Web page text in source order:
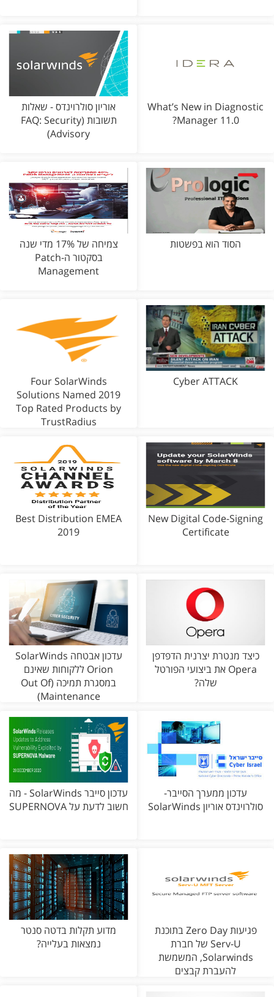
What’s New in Diagnostic
Manager 11.0?
אוריון סולרוינדס - שאלות
תשובות (FAQ: Security
Advisory)
הסוד הוא בפשטות
צמיחה של 17% מדי שנה
בסקטור ה-Patch
Management
Cyber ATTACK
Four SolarWinds
Solutions Named 2019
Top Rated Products by
TrustRadius
New Digital Code-Signing
Certificate
Best Distribution EMEA
2019
כיצד מנטרת יצרנית הדפדפן
Opera את ביצועי הפורטל
שלה?
עדכון אבטחה SolarWinds
Orion ללקוחות שאינם
במסגרת תמיכה (Out Of
Maintenance)
עדכון ממערך הסייבר-
סולרוינדס אוריון SolarWinds
עדכון סייבר SolarWinds - מה
חשוב לדעת על SUPERNOVA
פגיעות Zero Day בתוכנת
Serv-U של חברת
Solarwinds, המשמשת
להעברת קבצים
מדוע תקלות בדטה סנטר
נמצאות בעלייה?